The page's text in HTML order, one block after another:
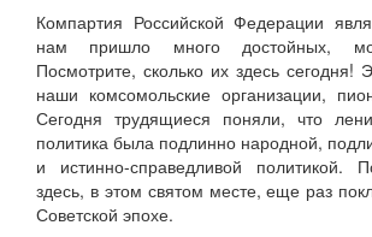
Компартия Российской Федерации
нам пришло много достойных,
Посмотрите, сколько их здесь сегодня!
наши комсомольские организации,
Сегодня трудящиеся поняли, что
политика была подлинно народной,
и истинно-справедливой политикой.
здесь, в этом святом месте, еще раз
Советской эпохе.